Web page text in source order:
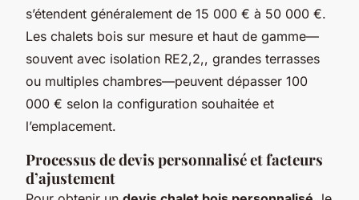
s’étendent généralement de 15 000 € à 50 000 €.
Les chalets bois sur mesure et haut de gamme—
souvent avec isolation RE2,2,, grandes terrasses
ou multiples chambres—peuvent dépasser 100
000 € selon la configuration souhaitée et
l’emplacement.
Processus de devis personnalisé et facteurs
d’ajustement